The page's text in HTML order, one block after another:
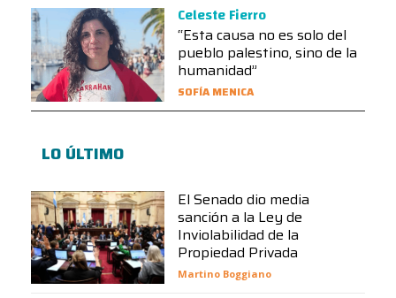
Celeste Fierro
“Esta causa no es solo del
pueblo palestino, sino de la
humanidad”
SOFÍA MENICA
LO ÚLTIMO
El Senado dio media
sanción a la Ley de
Inviolabilidad de la
Propiedad Privada
Martino Boggiano